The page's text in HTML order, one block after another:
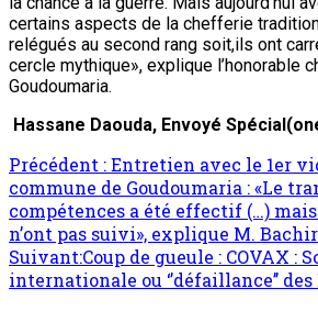
certains aspects de la chefferie
relégués au second rang soit,ils ont
cercle mythique», explique l’honorable
Goudoumaria.
Hassane Daouda, Envoyé
Navigation
d’article
Précédent :Entretien avec le 1er
commune de Goudoumaria : «Le
compétences a été effectif (…)
n’ont pas suivi», explique M.
Suivant:Coup de gueule : COVAX :
internationale ou ‘’défaillance’’